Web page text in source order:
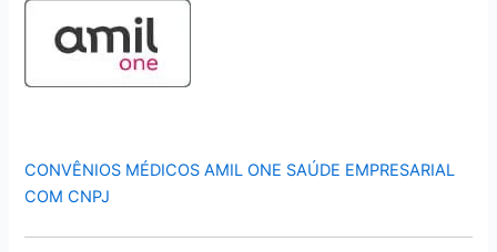
CONVÊNIOS MÉDICOS AMIL ONE SAÚDE EMPRESARIAL
COM CNPJ